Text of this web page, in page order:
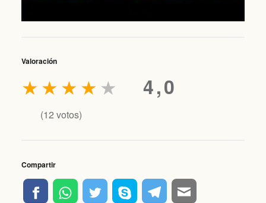
Valoración
4,0
★
★
★
★
★
(12 votos)
Compartir